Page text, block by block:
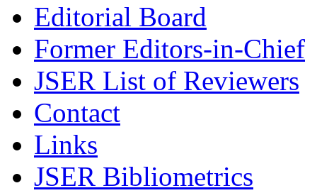
Editorial Board
Former Editors-in-Chief
JSER List of Reviewers
Contact
Links
JSER Bibliometrics